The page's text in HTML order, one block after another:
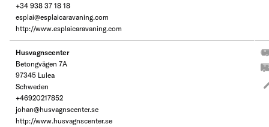
+34 938 37 18 18
esplai@esplaicaravaning.com
http://www.esplaicaravaning.com
Husvagnscenter
Betongvägen 7A
97345 Lulea
Schweden
+46920217852
johan@husvagnscenter.se
http://www.husvagnscenter.se